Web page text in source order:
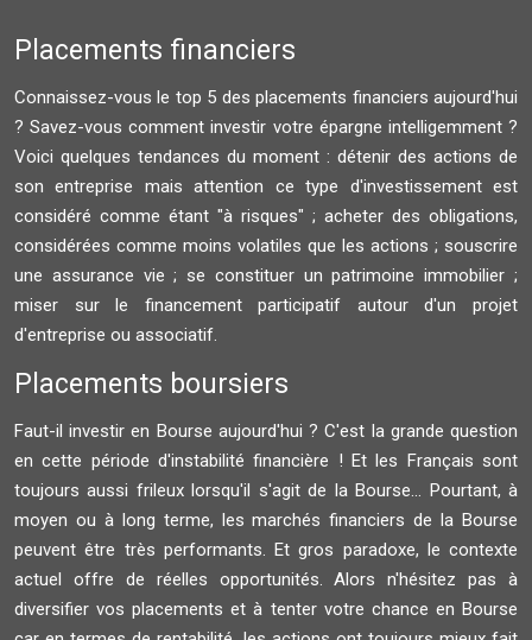
Placements financiers
Connaissez-vous le top 5 des placements financiers aujourd'hui
? Savez-vous comment investir votre épargne intelligemment ?
Voici quelques tendances du moment : détenir des actions de
son entreprise mais attention ce type d'investissement est
considéré comme étant "à risques" ; acheter des obligations,
considérées comme moins volatiles que les actions ; souscrire
une assurance vie ; se constituer un patrimoine immobilier ;
miser sur le financement participatif autour d'un projet
d'entreprise ou associatif.
Placements boursiers
Faut-il investir en Bourse aujourd'hui ? C'est la grande question
en cette période d'instabilité financière ! Et les Français sont
toujours aussi frileux lorsqu'il s'agit de la Bourse... Pourtant, à
moyen ou à long terme, les marchés financiers de la Bourse
peuvent être très performants. Et gros paradoxe, le contexte
actuel offre de réelles opportunités. Alors n'hésitez pas à
diversifier vos placements et à tenter votre chance en Bourse